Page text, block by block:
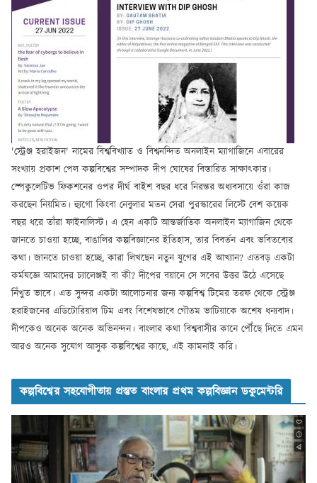
'স্ট্রেঞ্জ হরাইজন' নামের বিশ্ববিখ্যাত ও বিশ্বনন্দিত অনলাইন ম্যাগাজিনে এবারের
সংখ্যায় প্রকাশ পেল কল্পবিশ্বের সম্পাদক দীপ ঘোষের বিস্তারিত সাক্ষাৎকার।
স্পেকুলেটিভ ফিকশনের ওপর দীর্ঘ বাইশ বছর ধরে নিরন্তর অধ্যবসায়ে ওঁরা কাজ
করছেন নিয়মিত। হ্যুগো কিংবা নেবুলার মতন সেরা পুরস্কারের লিস্টে বেশ কয়েক
বছর ধরে তাঁরা ফাইনালিস্ট। এ হেন একটি আন্তর্জাতিক অনলাইন ম্যাগাজিন থেকে
জানতে চাওয়া হচ্ছে, বাঙালির কল্পবিজ্ঞানের ইতিহাস, তার বিবর্তন এবং ভবিতব্যের
কথা। জানতে চাওয়া হচ্ছে, কারা লিখছেন নতুন যুগের এই আখ্যান? এতবড় একটা
কর্মযজ্ঞে আমাদের চ্যালেঞ্জই বা কী? দীপের বয়ানে সে সবের উত্তর উঠে এসেছে
নিঁখুত ভাবে। এত সুন্দর একটা আলোচনার জন্য কল্পবিশ্ব টিমের তরফ থেকে স্ট্রেঞ্জ
হরাইজনের এডিটোরিয়াল টিম এবং বিশেষভাবে গৌতম ভাটিয়াকে অশেষ ধন্যবাদ।
দীপকেও অনেক অনেক অভিনন্দন। বাংলার কথা বিশ্ববাসীর কানে পৌঁছে দিতে এমন
আরও অনেক সুযোগ আসুক কল্পবিশ্বের কাছে, এই কামনাই করি।
কল্পবিশ্বের সহযোগীতায় প্রস্তুত বাংলার প্রথম কল্পবিজ্ঞান ডকুমেন্টরি